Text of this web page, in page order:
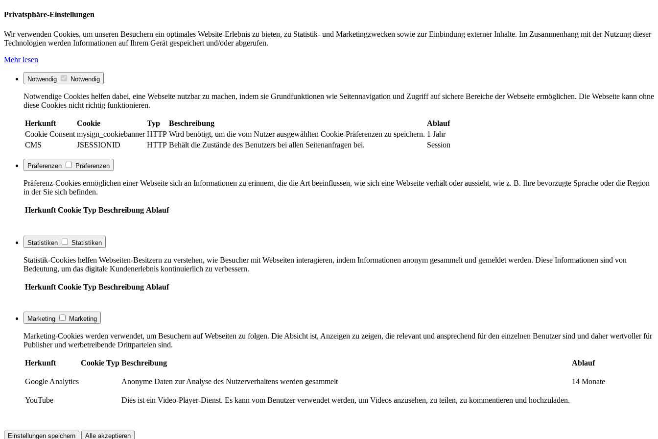
Privatsphäre-Einstellungen
Wir verwenden Cookies, um unseren Besuchern ein optimales Website-Erlebnis zu bieten, zu Statistik- und Marketingzwecken sowie zur Einbindung externer Inhalte. Im Zusammenhang mit der Nutzung dieser
Technologien werden Informationen auf Ihrem Gerät gespeichert und/oder abgerufen.
Mehr lesen
Notwendig Notwendig
Notwendige Cookies helfen dabei, eine Webseite nutzbar zu machen, indem sie Grundfunktionen wie Seitennavigation und Zugriff auf sichere Bereiche der Webseite ermöglichen. Die Webseite kann ohne
diese Cookies nicht richtig funktionieren.
Herkunft Cookie Typ Beschreibung
Ablauf
Cookie Consent mysign_cookiebanner HTTP Wird benötigt, um die vom Nutzer ausgewählten Cookie-Präferenzen zu speichern. 1 Jahr
CMS
JSESSIONID HTTP Behält die Zustände des Benutzers bei allen Seitenanfragen bei. Session
Präferenzen Präferenzen
Präferenz-Cookies ermöglichen einer Webseite sich an Informationen zu erinnern, die die Art beeinflussen, wie sich eine Webseite verhält oder aussieht, wie z. B. Ihre bevorzugte Sprache oder die Region
in der Sie sich befinden.
Herkunft Cookie Typ Beschreibung Ablauf
Statistiken Statistiken
Statistik-Cookies helfen Webseiten-Besitzern zu verstehen, wie Besucher mit Webseiten interagieren, indem Informationen anonym gesammelt und gemeldet werden. Diese Informationen sind von
Bedeutung, um das digitale Kundenerlebnis kontinuierlich zu verbessern.
Herkunft Cookie Typ Beschreibung Ablauf
Marketing Marketing
Marketing-Cookies werden verwendet, um Besuchern auf Webseiten zu folgen. Die Absicht ist, Anzeigen zu zeigen, die relevant und ansprechend für den einzelnen Benutzer sind und daher wertvoller für
Publisher und werbetreibende Drittparteien sind.
Herkunft Cookie Typ Beschreibung Ablauf
Google Analytics Anonyme Daten zur Analyse des Nutzerverhaltens werden gesammelt 14 Monate
YouTube Dies ist ein Video-Player-Dienst. Es kann vom Benutzer verwendet werden, um Videos anzusehen, zu teilen, zu kommentieren und hochzuladen.
Einstellungen speichern Alle akzeptieren